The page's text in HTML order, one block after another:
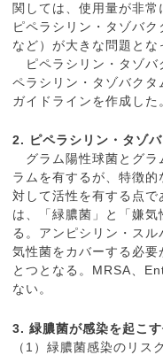
関しては、使用量が非
ピペラシリン・タゾバ
など）が大きな問題とな
ピペラシリン・タゾバ
ペラシリン・タゾバク
ガイドラインを作成した
2. ピペラシリン・タゾ
グラム陽性球菌とグラ
ラムを有するが、特徴
対して活性を有する点
は、「緑膿菌」と「嫌
る。アンピシリン・ス
気性菌をカバーする必
とつとなる。MRSA、
ない。
3. 緑膿菌が感染を起こ
（1）緑膿菌感染のリス